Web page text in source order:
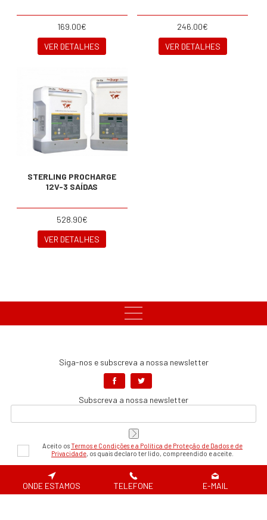
169.00€
VER DETALHES
246.00€
VER DETALHES
STERLING PROCHARGE
12V-3 SAÍDAS
528.90€
VER DETALHES
Siga-nos e subscreva a nossa newsletter
Subscreva a nossa newsletter
Aceito osTermos e Condições e a Política de Proteção de Dados e de
Privacidade , os quais declaro ter lido, compreendido e aceite.
Pagamentos Seguros
ONDE ESTAMOS TELEFONE E-MAIL